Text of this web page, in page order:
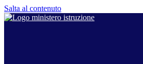
Salta al contenuto